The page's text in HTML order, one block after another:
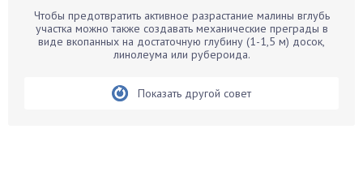
Белые грибы
Бирючина
Чтобы предотвратить активное разрастание малины вглубь
участка можно также создавать механические преграды в
виде вкопанных на достаточную глубину (1-1,5 м) досок,
линолеума или рубероида.
Показать другой совет